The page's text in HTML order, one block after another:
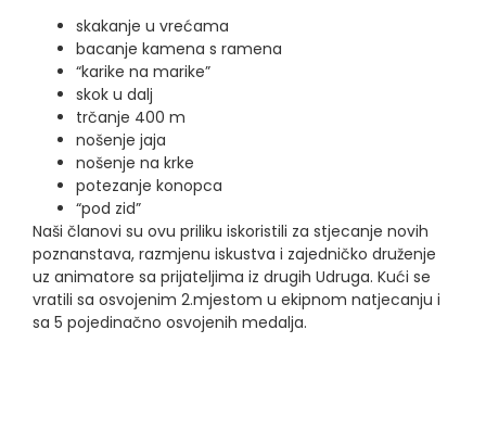
skakanje u vrećama
bacanje kamena s ramena
“karike na marike”
skok u dalj
trčanje 400 m
nošenje jaja
nošenje na krke
potezanje konopca
“pod zid”
Naši članovi su ovu priliku iskoristili za stjecanje novih
poznanstava, razmjenu iskustva i zajedničko druženje
uz animatore sa prijateljima iz drugih Udruga. Kući se
vratili sa osvojenim 2.mjestom u ekipnom natjecanju i
sa 5 pojedinačno osvojenih medalja.